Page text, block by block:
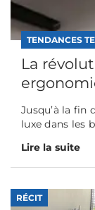
TENDANCES
La
Jusqu’à la fin
luxe dans les
Lire la suite
RÉCIT